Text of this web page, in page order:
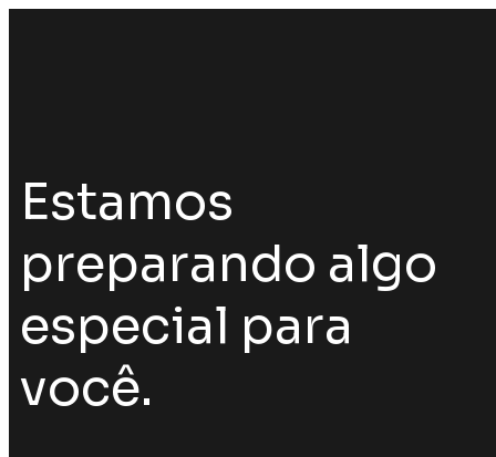
Estamos
preparando algo
especial para
você.